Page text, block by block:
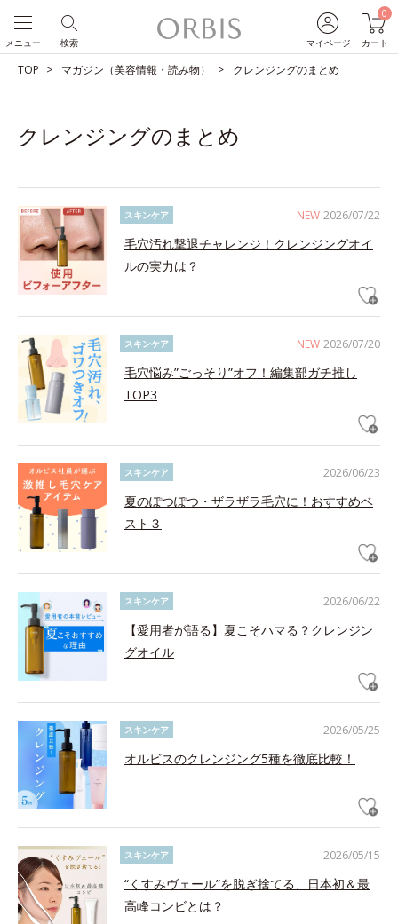
マイページ
0
カート
検索
メニュー
TOP マガジン（美容情報・読み物） クレンジングのまとめ
クレンジングのまとめ
NEW 2026/07/22
スキンケア
毛穴汚れ撃退チャレンジ！クレンジングオイ
ルの実力は？
NEW 2026/07/20
スキンケア
毛穴悩み”ごっそり”オフ！編集部ガチ推し
TOP3
2026/06/23
スキンケア
夏のぽつぽつ・ザラザラ毛穴に！おすすめベ
スト３
2026/06/22
スキンケア
【愛用者が語る】夏こそハマる？クレンジン
グオイル
2026/05/25
スキンケア
オルビスのクレンジング5種を徹底比較！
2026/05/15
スキンケア
“くすみヴェール”を脱ぎ捨てる、日本初＆最
高峰コンビとは？